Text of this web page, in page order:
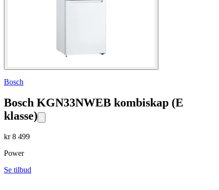
Bosch
Bosch KGN33NWEB kombiskap (E
klasse)
kr8 499
Power
Se tilbud